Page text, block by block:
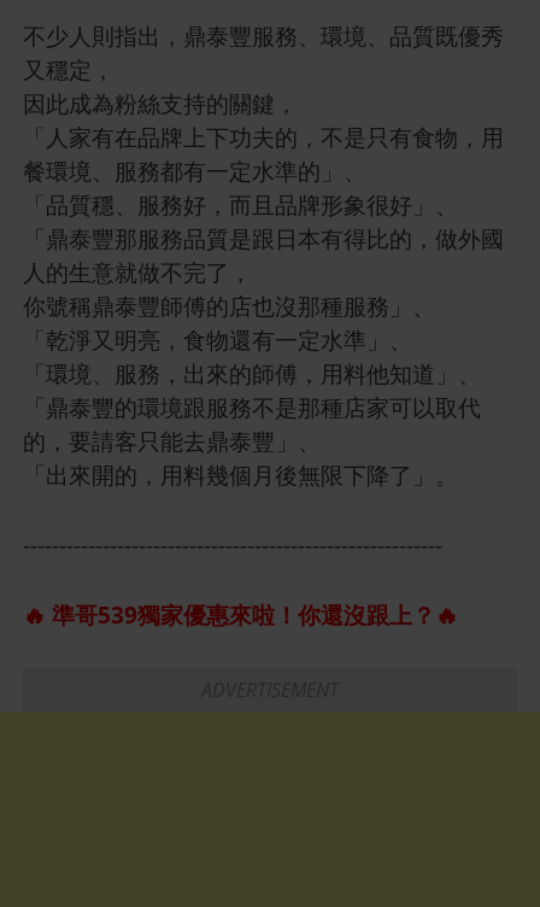
不少人則指出，鼎泰豐服務、環境、品質既優秀
又穩定，
因此成為粉絲支持的關鍵，
「人家有在品牌上下功夫的，不是只有食物，用
餐環境、服務都有一定水準的」、
「品質穩、服務好，而且品牌形象很好」、
「鼎泰豐那服務品質是跟日本有得比的，做外國
人的生意就做不完了，
你號稱鼎泰豐師傅的店也沒那種服務」、
「乾淨又明亮，食物還有一定水準」、
「環境、服務，出來的師傅，用料他知道」、
「鼎泰豐的環境跟服務不是那種店家可以取代
的，要請客只能去鼎泰豐」、
「出來開的，用料幾個月後無限下降了」。
----------------------------------------------------------
🔥 準哥539獨家優惠來啦！你還沒跟上？🔥